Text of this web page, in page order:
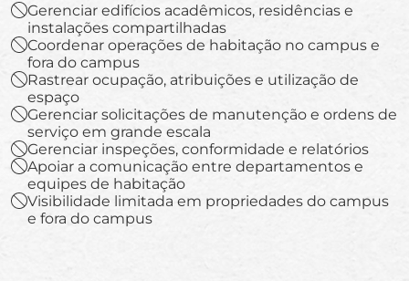
Gerenciar edifícios acadêmicos, residências e
instalações compartilhadas
Coordenar operações de habitação no campus e
fora do campus
Rastrear ocupação, atribuições e utilização de
espaço
Gerenciar solicitações de manutenção e ordens de
serviço em grande escala
Gerenciar inspeções, conformidade e relatórios
Apoiar a comunicação entre departamentos e
equipes de habitação
Visibilidade limitada em propriedades do campus
e fora do campus